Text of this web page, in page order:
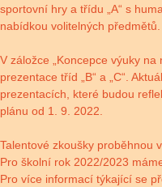
sportovní hry a třídu „A“ s
nabídkou volitelných předmětů.
V záložce „Koncepce výuky
prezentace tříd „B“ a „C“.
prezentacích, které budou
plánu od 1. 9. 2022.
Talentové zkoušky proběhnou
Pro školní rok 2022/2023
Pro více informací týkající se